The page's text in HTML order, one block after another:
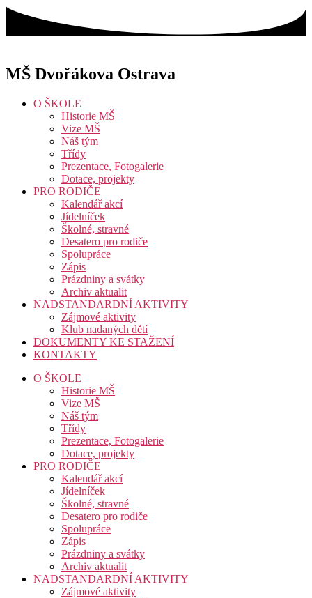
Přejít
obsahu
MŠ Dvořákova Ostrava
O ŠKOLE
Historie MŠ
Vize MŠ
Náš tým
Třídy
Prezentace, Fotogalerie
Dotace, projekty
PRO RODIČE
Kalendář akcí
Jídelníček
Školné, stravné
Desatero pro rodiče
Spolupráce
Zápis
Prázdniny a svátky
Archiv aktualit
NADSTANDARDNÍ AKTIVITY
Zájmové aktivity
Klub nadaných dětí
DOKUMENTY KE STAŽENÍ
KONTAKTY
O ŠKOLE
Historie MŠ
Vize MŠ
Náš tým
Třídy
Prezentace, Fotogalerie
Dotace, projekty
PRO RODIČE
Kalendář akcí
Jídelníček
Školné, stravné
Desatero pro rodiče
Spolupráce
Zápis
Prázdniny a svátky
Archiv aktualit
NADSTANDARDNÍ AKTIVITY
Zájmové aktivity